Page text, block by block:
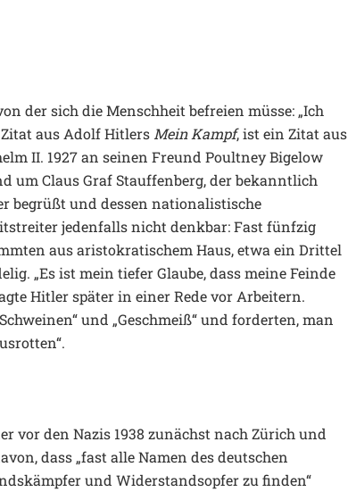
der sich die Menschheit befreien müsse: „Ich
Zitat aus Adolf Hitlers Mein Kampf, ist ein Zitat aus
II. 1927 an seinen Freund Poultney Bigelow
um Claus Graf Stauffenberg, der bekanntlich
begrüßt und dessen nationalistische
jedenfalls nicht denkbar: Fast fünfzig
aus aristokratischem Haus, etwa ein Drittel
„Es ist mein tiefer Glaube, dass meine Feinde
Hitler später in einer Rede vor Arbeitern.
und „Geschmeiß“ und forderten, man
vor den Nazis 1938 zunächst nach Zürich und
dass „fast alle Namen des deutschen
und Widerstandsopfer zu finden“